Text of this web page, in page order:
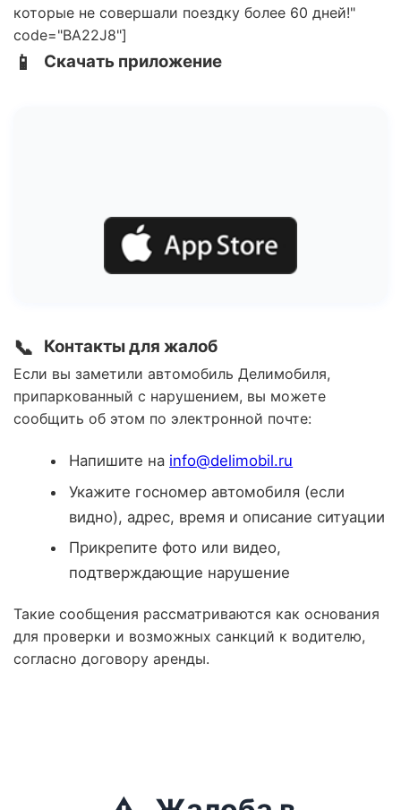
которые не совершали поездку более 60 дней!"
code="BA22J8"]
📱 Скачать приложение
📞 Контакты для жалоб
Если вы заметили автомобиль Делимобиля,
припаркованный с нарушением, вы можете
сообщить об этом по электронной почте:
Напишите на info@delimobil.ru
Укажите госномер автомобиля (если
видно), адрес, время и описание ситуации
Прикрепите фото или видео,
подтверждающие нарушение
Такие сообщения рассматриваются как основания
для проверки и возможных санкций к водителю,
согласно договору аренды.